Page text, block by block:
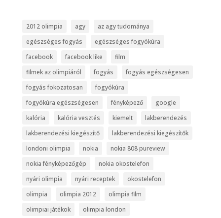
2012 olimpia agy
az agy tudománya
egészséges fogyás
egészséges fogyókúra
facebook
facebook like
film
filmek az olimpiáról
fogyás
fogyás egészségesen
fogyás fokozatosan
fogyókúra
fogyókúra egészségesen
fényképező
google
kalória
kalória vesztés kiemelt
lakberendezés
lakberendezési kiegészítő
lakberendezési kiegészítők
londoni olimpia
nokia
nokia 808 pureview
nokia fényképezőgép
nokia okostelefon
nyári olimpia
nyári receptek
okostelefon
olimpia
olimpia 2012
olimpia film
olimpiai játékok
olimpia london